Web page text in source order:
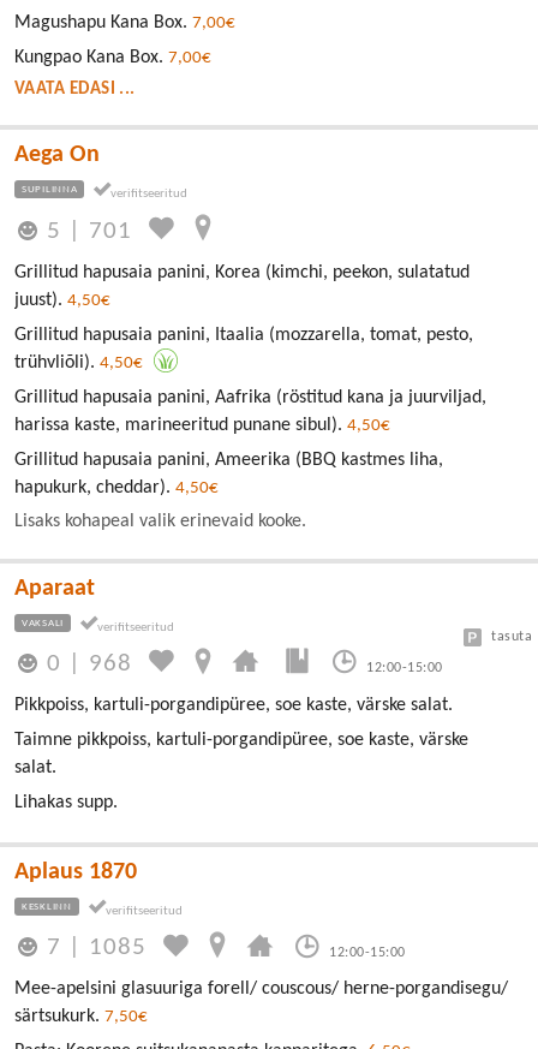
Magushapu Kana Box. 7,00€
Kungpao Kana Box. 7,00€
VAATA EDASI ...
Aega On
SUPILINNA
5 701
Grillitud hapusaia panini, Korea (kimchi, peekon, sulatatud
juust). 4,50€
Grillitud hapusaia panini, Itaalia (mozzarella, tomat, pesto,
trühvliõli). 4,50€
Grillitud hapusaia panini, Aafrika (röstitud kana ja juurviljad,
harissa kaste, marineeritud punane sibul). 4,50€
Grillitud hapusaia panini, Ameerika (BBQ kastmes liha,
hapukurk, cheddar). 4,50€
Lisaks kohapeal valik erinevaid kooke.
Aparaat
VAKSALI
0 968 12:00-15:00
tasuta
Pikkpoiss, kartuli-porgandipüree, soe kaste, värske salat.
Taimne pikkpoiss, kartuli-porgandipüree, soe kaste, värske
salat.
Lihakas supp.
Aplaus 1870
KESKLINN
7 1085 12:00-15:00
Mee-apelsini glasuuriga forell/ couscous/ herne-porgandisegu/
särtsukurk. 7,50€